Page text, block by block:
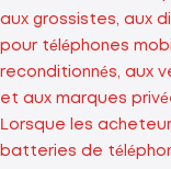
aux grossistes, aux
pour téléphones
reconditionnés, aux
et aux marques
Lorsque les
batteries de